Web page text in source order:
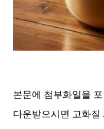
본문에 첨부화일을 포
다운받으시면 고화질